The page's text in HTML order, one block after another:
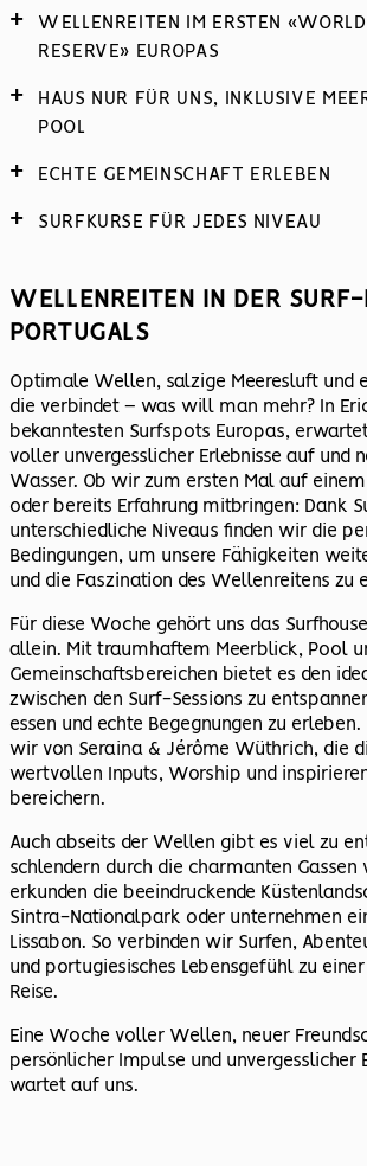
WELLENREITEN IM ERSTEN
RESERVE» EUROPAS
HAUS NUR FÜR UNS, INKLUSIVE
POOL
ECHTE GEMEINSCHAFT ERLEBEN
SURFKURSE FÜR JEDES NIVEAU
WELLENREITEN IN DER SURF-
PORTUGALS
Optimale Wellen, salzige Meeresluft und
die verbindet – was will man mehr? In
bekanntesten Surfspots Europas,
voller unvergesslicher Erlebnisse auf und
Wasser. Ob wir zum ersten Mal auf
oder bereits Erfahrung mitbringen: Dank
unterschiedliche Niveaus finden wir die
Bedingungen, um unsere Fähigkeiten
und die Faszination des Wellenreitens zu
Für diese Woche gehört uns das
allein. Mit traumhaftem Meerblick, Pool
Gemeinschaftsbereichen bietet es den
zwischen den Surf-Sessions zu
essen und echte Begegnungen zu
wir von Seraina & Jérôme Wüthrich, die
wertvollen Inputs, Worship und
bereichern.
Auch abseits der Wellen gibt es viel zu
schlendern durch die charmanten Gassen
erkunden die beeindruckende
Sintra-Nationalpark oder unternehmen
Lissabon. So verbinden wir Surfen,
und portugiesisches Lebensgefühl zu
Reise.
Eine Woche voller Wellen, neuer
persönlicher Impulse und unvergesslicher
wartet auf uns.